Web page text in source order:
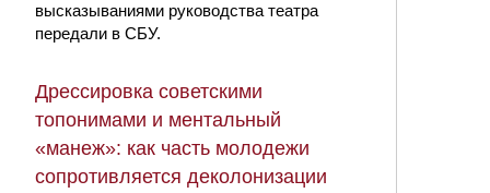
высказываниями руководства театра
передали в СБУ.
Дрессировка советскими
топонимами и ментальный
«манеж»: как часть молодежи
сопротивляется деколонизации